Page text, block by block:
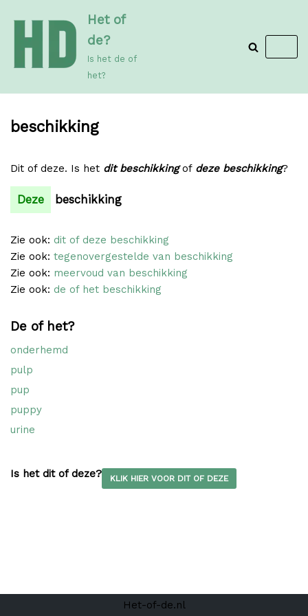
de
inhoud
Het of
de?
Is het de of
het?
beschikking
Dit of deze. Is het dit beschikkingof deze beschikking?
Deze beschikking
Zie ook: dit of deze beschikking
Zie ook: tegenovergestelde van beschikking
Zie ook: meervoud van beschikking
Zie ook: de of het beschikking
De of het?
onderhemd
pulp
pup
puppy
urine
Is het dit of deze? KLIK HIER VOOR DIT OF DEZE
Het-of-de.nl